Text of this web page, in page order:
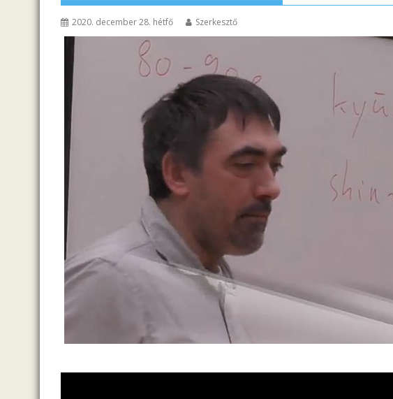
2020. december 28. hétfő Szerkesztő